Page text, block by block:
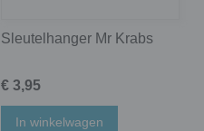
Sleutelhanger Mr Krabs
€ 3,95
In winkelwagen